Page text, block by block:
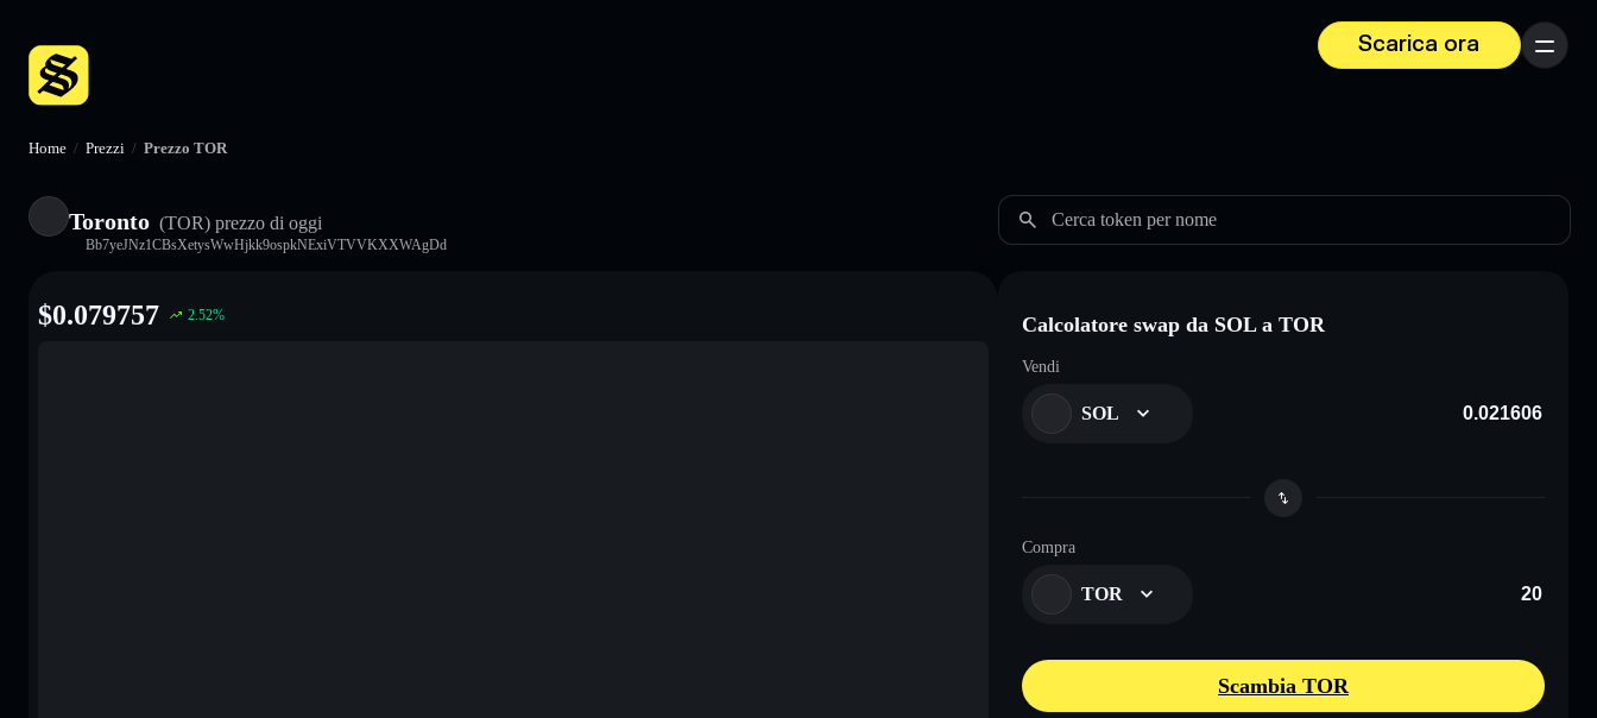
Scarica ora
Menu
Home / Prezzi / Prezzo TOR
Toronto (TOR) prezzo di oggi
Bb7yeJNz1CBsXetysWwHjkk9ospkNExiVTVVKXXWAgDd
Cerca token per nome
$0.079757 2.52% Calcolatore swap da SOL a TOR
Vendi
SOL
Compra
TOR
Scambia TOR